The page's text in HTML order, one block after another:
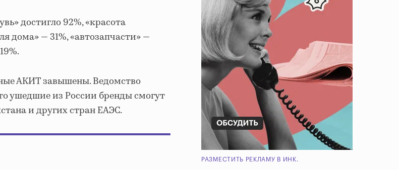
достигло 92%, «красота
дома» — 31%, «автозапчасти» —
АКИТ завышены. Ведомство
ушедшие из России бренды смогут
и других стран ЕАЭС.
РАЗМЕСТИТЬ РЕКЛАМУ В ИНК.